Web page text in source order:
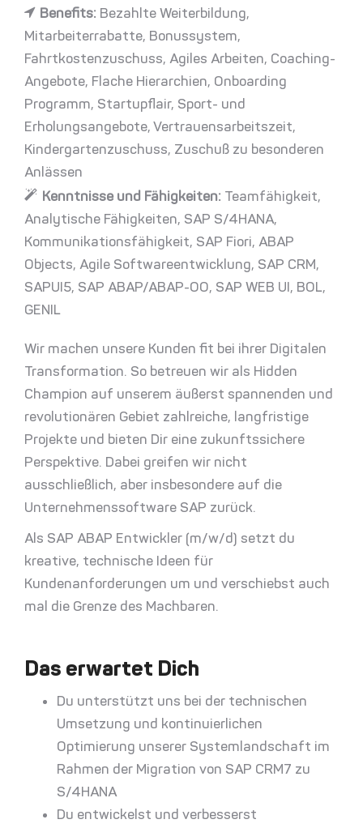
Benefits: Bezahlte Weiterbildung
Mitarbeiterrabatte Bonussystem
Fahrtkostenzuschuss Agiles Arbeiten Coaching-
Angebote Flache Hierarchien Onboarding
Programm Startupflair Sport- und
Erholungsangebote Vertrauensarbeitszeit
Kindergartenzuschuss Zuschuß zu besonderen
Anlässen
Kenntnisse und Fähigkeiten: Teamfähigkeit
Analytische Fähigkeiten SAP S/4HANA
Kommunikationsfähigkeit SAP Fiori ABAP
Objects Agile Softwareentwicklung SAP CRM
SAPUI5 SAP ABAP/ABAP-OO SAP WEB UI BOL
GENIL
Wir machen unsere Kunden fit bei ihrer Digitalen
Transformation. So betreuen wir als Hidden
Champion auf unserem äußerst spannenden und
revolutionären Gebiet zahlreiche, langfristige
Projekte und bieten Dir eine zukunftssichere
Perspektive. Dabei greifen wir nicht
ausschließlich, aber insbesondere auf die
Unternehmenssoftware SAP zurück.
Als SAP ABAP Entwickler (m/w/d) setzt du
kreative, technische Ideen für
Kundenanforderungen um und verschiebst auch
mal die Grenze des Machbaren.
Das erwartet Dich
Du unterstützt uns bei der technischen
Umsetzung und kontinuierlichen
Optimierung unserer Systemlandschaft im
Rahmen der Migration von SAP CRM7 zu
S/4HANA
Du entwickelst und verbesserst